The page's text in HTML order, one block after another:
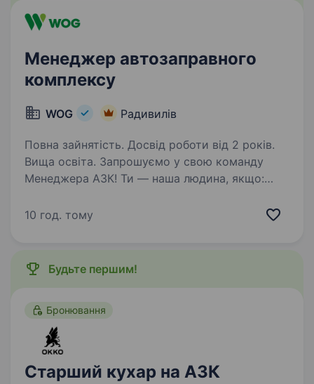
Менеджер автозаправного
комплексу
WOG Радивилів
Повна зайнятість. Досвід роботи від 2 років.
Вища освіта. Запрошуємо у свою команду
Менеджера АЗК! Ти — наша людина, якщо:
в ритейлі від 2 років (менеджер АЗК, директор
10 год. тому
Будьте першим!
Бронювання
Старший кухар на АЗК